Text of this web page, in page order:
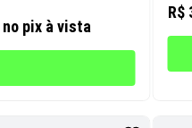
no pix à vista
R$